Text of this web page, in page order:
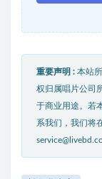
重要声明 : 本站
权归属唱片公司
于商业用途。若
系我们，我们将
service@livebd.cc